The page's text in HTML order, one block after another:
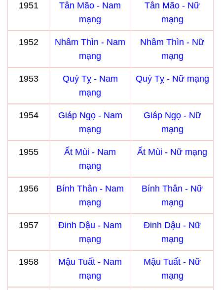
1951
Tân Mão - Nam
mạng
Tân Mão - Nữ
mạng
1952
Nhâm Thìn - Nam
mạng
Nhâm Thìn - Nữ
mạng
1953
Quý Tỵ - Nam
mạng
Quý Tỵ - Nữ mạng
1954
Giáp Ngọ - Nam
mạng
Giáp Ngọ - Nữ
mạng
1955
Ất Mùi - Nam
mạng
Ất Mùi - Nữ mạng
1956
Bính Thân - Nam
mạng
Bính Thân - Nữ
mạng
1957
Đinh Dậu - Nam
mạng
Đinh Dậu - Nữ
mạng
1958
Mậu Tuất - Nam
mạng
Mậu Tuất - Nữ
mạng